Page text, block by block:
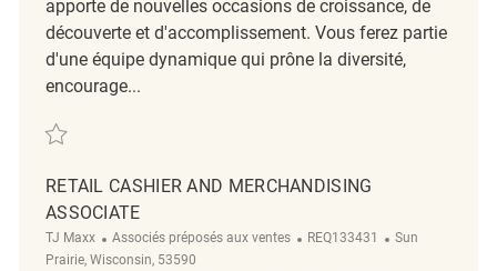
apporte de nouvelles occasions de croissance, de
découverte et d'accomplissement. Vous ferez partie
d'une équipe dynamique qui prône la diversité,
encourage...
Sauvegarder merchandising sales associate REQ118789
RETAIL CASHIER AND MERCHANDISING
ASSOCIATE
TJ Maxx Catégorie
Associés préposés aux ventes ReqId
REQ133431 Emplacement
Sun
Prairie, Wisconsin, 53590